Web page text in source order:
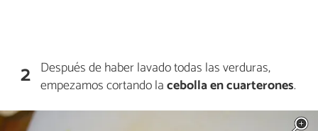
2 Después de haber lavado todas las verduras,
empezamos cortando lacebolla en cuarterones.